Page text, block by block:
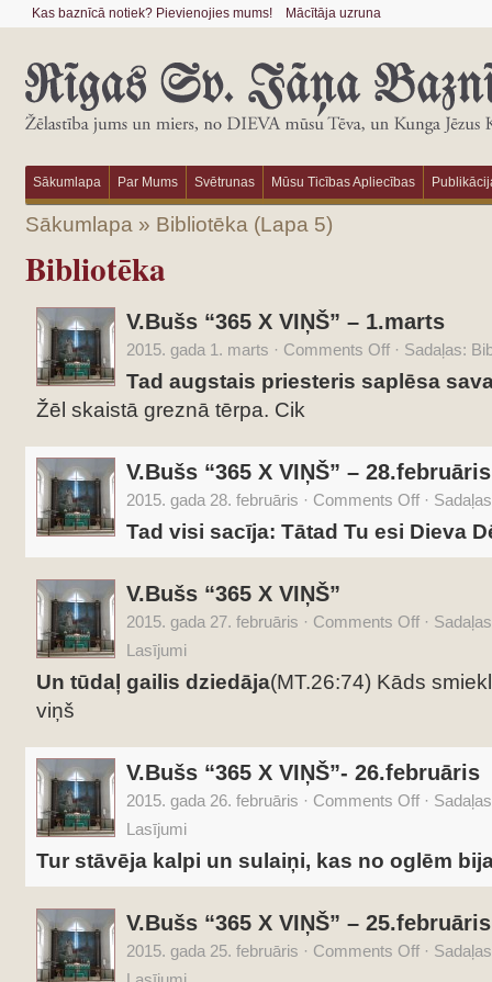
Kas baznīcā notiek? Pievienojies mums! Mācītāja uzruna
Sākumlapa Par Mums Svētrunas Mūsu Ticības Apliecības
Sākumlapa » Bibliotēka (Lapa 5)
Bibliotēka
V.Bušs “365 X VIŅŠ” – 1.marts
2015. gada 1. marts · Comments Off · Sadaļas:
Tad augstais priesteris saplēsa
Žēl skaistā greznā tērpa. Cik
V.Bušs “365 X VIŅŠ” – 28.februāris
2015. gada 28. februāris · Comments Off ·
Tad visi sacīja: Tātad Tu esi Dieva
V.Bušs “365 X VIŅŠ”
2015. gada 27. februāris · Comments Off ·
Lasījumi
Un tūdaļ gailis dziedāja(MT.26:74) Kāds
viņš
V.Bušs “365 X VIŅŠ”- 26.februāris
2015. gada 26. februāris · Comments Off ·
Lasījumi
Tur stāvēja kalpi un sulaiņi, kas no oglēm
V.Bušs “365 X VIŅŠ” – 25.februāris
2015. gada 25. februāris · Comments Off ·